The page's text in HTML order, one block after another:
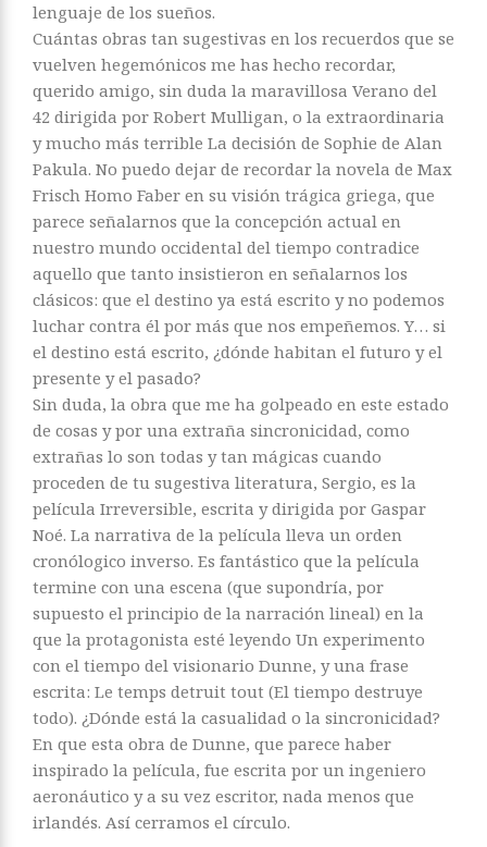
lenguaje de los sueños.
Cuántas obras tan sugestivas en los recuerdos que se
vuelven hegemónicos me has hecho recordar,
querido amigo, sin duda la maravillosa Verano del
42 dirigida por Robert Mulligan, o la extraordinaria
y mucho más terrible La decisión de Sophie de Alan
Pakula. No puedo dejar de recordar la novela de Max
Frisch Homo Faber en su visión trágica griega, que
parece señalarnos que la concepción actual en
nuestro mundo occidental del tiempo contradice
aquello que tanto insistieron en señalarnos los
clásicos: que el destino ya está escrito y no podemos
luchar contra él por más que nos empeñemos. Y… si
el destino está escrito, ¿dónde habitan el futuro y el
presente y el pasado?
Sin duda, la obra que me ha golpeado en este estado
de cosas y por una extraña sincronicidad, como
extrañas lo son todas y tan mágicas cuando
proceden de tu sugestiva literatura, Sergio, es la
película Irreversible, escrita y dirigida por Gaspar
Noé. La narrativa de la película lleva un orden
cronólogico inverso. Es fantástico que la película
termine con una escena (que supondría, por
supuesto el principio de la narración lineal) en la
que la protagonista esté leyendo Un experimento
con el tiempo del visionario Dunne, y una frase
escrita: Le temps detruit tout (El tiempo destruye
todo). ¿Dónde está la casualidad o la sincronicidad?
En que esta obra de Dunne, que parece haber
inspirado la película, fue escrita por un ingeniero
aeronáutico y a su vez escritor, nada menos que
irlandés. Así cerramos el círculo.